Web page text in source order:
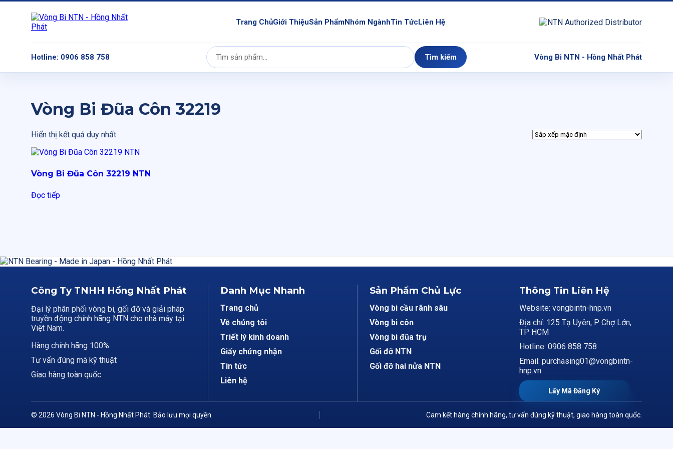
Trang ChủGiới ThiệuSản PhẩmNhóm NgànhTin TứcLiên Hệ
Hotline: 0906 858 758
Tìm
kiếm:
Tìm kiếm Vòng Bi NTN - Hồng Nhất Phát
Vòng Bi Đũa Côn 32219
Hiển thị kết quả duy nhất
Vòng Bi Đũa Côn 32219 NTN
Đọc tiếp
Công Ty TNHH Hồng Nhất Phát
Đại lý phân phối vòng bi, gối đỡ và giải pháp
truyền động chính hãng NTN cho nhà máy tại
Việt Nam.
Hàng chính hãng 100%
Tư vấn đúng mã kỹ thuật
Giao hàng toàn quốc
Danh Mục Nhanh
Trang chủ
Về chúng tôi
Triết lý kinh doanh
Giấy chứng nhận
Tin tức
Liên hệ
Sản Phẩm Chủ Lực
Vòng bi cầu rãnh sâu
Vòng bi côn
Vòng bi đũa trụ
Gối đỡ NTN
Gối đỡ hai nửa NTN
Thông Tin Liên Hệ
Website: vongbintn-hnp.vn
Địa chỉ: 125 Tạ Uyên, P Chợ Lớn,
TP HCM
Hotline: 0906 858 758
Email: purchasing01@vongbintn-
hnp.vn
Lấy Mã Đăng Ký
© 2026 Vòng Bi NTN - Hồng Nhất Phát. Bảo lưu mọi quyền. Cam kết hàng chính hãng, tư vấn đúng kỹ thuật, giao hàng toàn quốc.